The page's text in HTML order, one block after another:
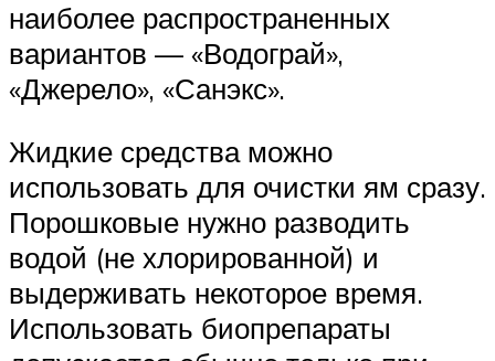
наиболее распространенных
вариантов — «Водограй»,
«Джерело», «Санэкс».
Жидкие средства можно
использовать для очистки ям сразу.
Порошковые нужно разводить
водой (не хлорированной) и
выдерживать некоторое время.
Использовать биопрепараты